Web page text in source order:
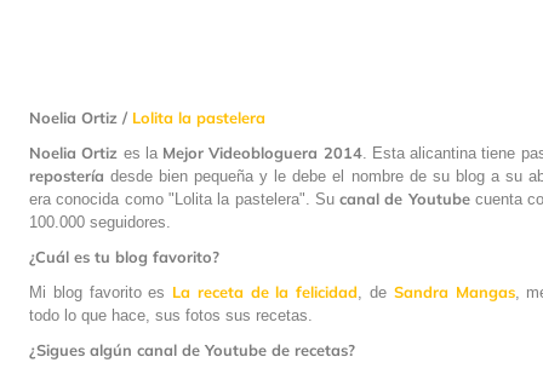
Noelia Ortiz / Lolita la pastelera
Noelia Ortiz es la Mejor Videobloguera 2014. Esta alicantina tiene
repostería desde bien pequeña y le debe el nombre de su blog a su
era conocida como "Lolita la pastelera". Sucanal de Youtubecuenta
100.000 seguidores.
¿Cuál es tu blog favorito?
Mi blog favorito es La receta de la felicidad , de Sandra Mangas,
todo lo que hace, sus fotos sus recetas.
¿Sigues algún canal de Youtube de recetas?